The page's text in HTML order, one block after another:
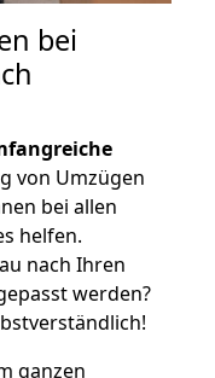
bei
von Umzügen
bei allen
helfen.
nach Ihren
werden?
ganzen